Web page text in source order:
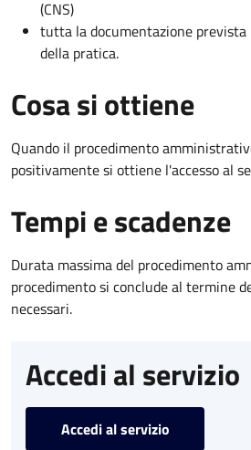
(CNS)
tutta la documentazione prevista
della pratica.
Cosa si ottiene
Quando il procedimento
positivamente si ottiene l'accesso al
Tempi e scadenze
Durata massima del procedimento
procedimento si conclude al termine
necessari.
Accedi al servizio
Accedi al servizio